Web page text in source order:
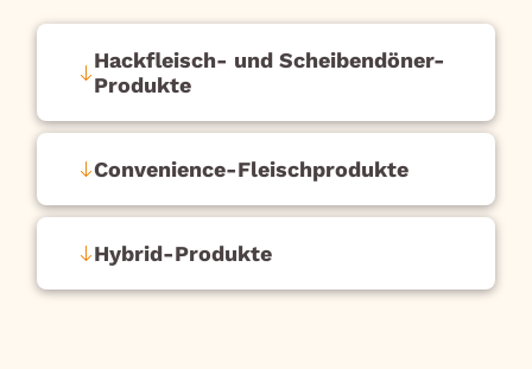
Hackfleisch- und Scheibendöner-
Produkte
Convenience-Fleischprodukte
Hybrid-Produkte